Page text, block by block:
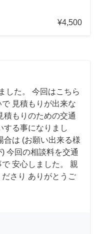
¥4,500
した。 今回はこちら
見積もりが出来な
積もりのための交通
する事になりまし
合は (お願い出来る様
今回の相談料を交通
安心しました。 親
さり ありがとうご